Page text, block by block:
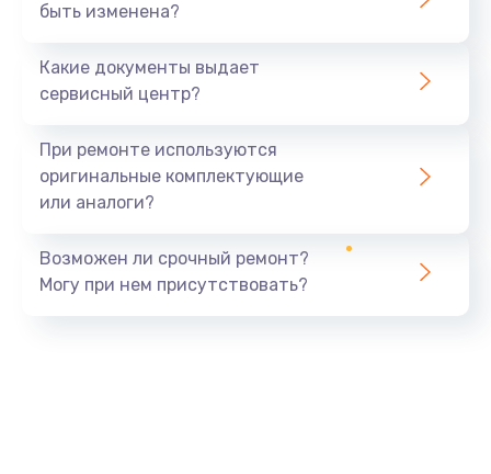
быть изменена?
Какие документы выдает
сервисный центр?
При ремонте используются
оригинальные комплектующие
или аналоги?
Возможен ли срочный ремонт?
Могу при нем присутствовать?